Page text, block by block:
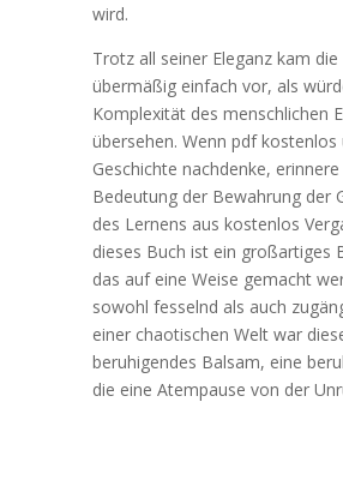
wird.
Trotz all seiner Eleganz kam
übermäßig einfach vor, als
Komplexität des menschlichen
übersehen. Wenn pdf kostenlos
Geschichte nachdenke,
Bedeutung der Bewahrung der
des Lernens aus kostenlos
dieses Buch ist ein großartiges
das auf eine Weise gemacht
sowohl fesselnd als auch
einer chaotischen Welt war
beruhigendes Balsam, eine
die eine Atempause von der